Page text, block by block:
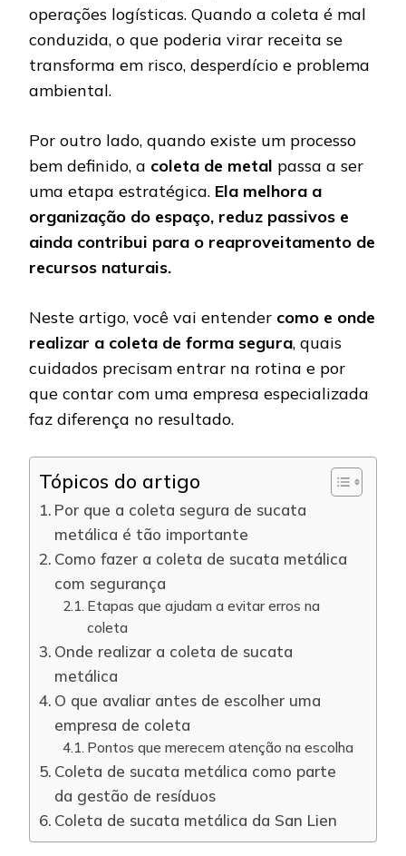
operações logísticas. Quando a coleta é mal
conduzida, o que poderia virar receita se
transforma em risco, desperdício e problema
ambiental.
Por outro lado, quando existe um processo
bem definido, a coleta de metal passa a ser
uma etapa estratégica. Ela melhora a
organização do espaço, reduz passivos e
ainda contribui para o reaproveitamento de
recursos naturais.
Neste artigo, você vai entender como e onde
realizar a coleta de forma segura, quais
cuidados precisam entrar na rotina e por
que contar com uma empresa especializada
faz diferença no resultado.
Tópicos do artigo
Por que a coleta segura de sucata
metálica é tão importante
Como fazer a coleta de sucata metálica
com segurança
Etapas que ajudam a evitar erros na
coleta
Onde realizar a coleta de sucata
metálica
O que avaliar antes de escolher uma
empresa de coleta
Pontos que merecem atenção na escolha
Coleta de sucata metálica como parte
da gestão de resíduos
Coleta de sucata metálica da San Lien